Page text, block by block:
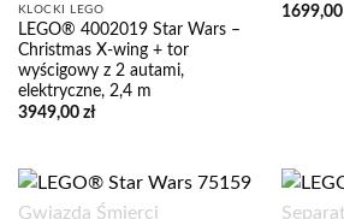
KLOCKI LEGO
LEGO® 4002019 Star Wars –
Christmas X-wing + tor
wyścigowy z 2 autami,
elektryczne, 2,4 m
3949,00 zł
1699,00